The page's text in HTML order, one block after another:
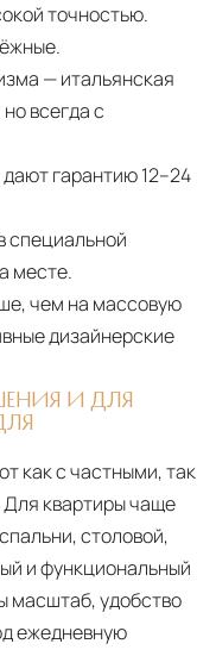
точностью.
— итальянская
всегда с
гарантию 12–24
специальной
месте.
чем на массовую
дизайнерские
И ДЛЯ
как с частными, так
квартиры чаще
столовой,
и функциональный
масштаб, удобство
ежедневную